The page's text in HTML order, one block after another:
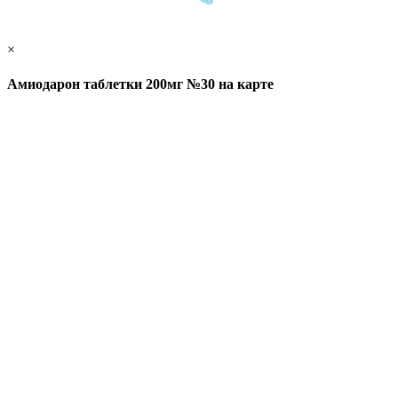
×
Амиодарон таблетки 200мг №30 на карте